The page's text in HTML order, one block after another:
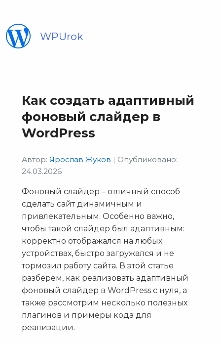
WPUrok
Как создать адаптивный
фоновый слайдер в
WordPress
Автор: Ярослав Жуков | Опубликовано:
24.03.2026
Фоновый слайдер – отличный способ
сделать сайт динамичным и
привлекательным. Особенно важно,
чтобы такой слайдер был адаптивным:
корректно отображался на любых
устройствах, быстро загружался и не
тормозил работу сайта. В этой статье
разберём, как реализовать адаптивный
фоновый слайдер в WordPress с нуля, а
также рассмотрим несколько полезных
плагинов и примеры кода для
реализации.